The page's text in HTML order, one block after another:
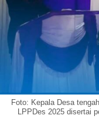
Foto: Kepala Desa
LPPDes 2025 disertai